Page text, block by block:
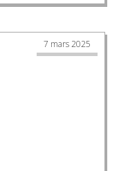
7 mars 2025